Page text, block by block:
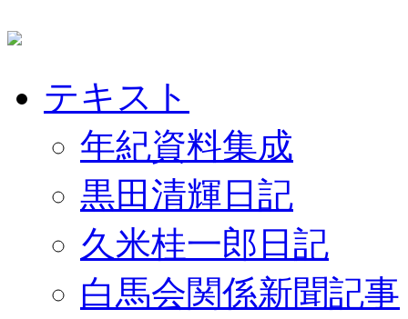
テキスト
年紀資料集成
黒田清輝日記
久米桂一郎日記
白馬会関係新聞記事